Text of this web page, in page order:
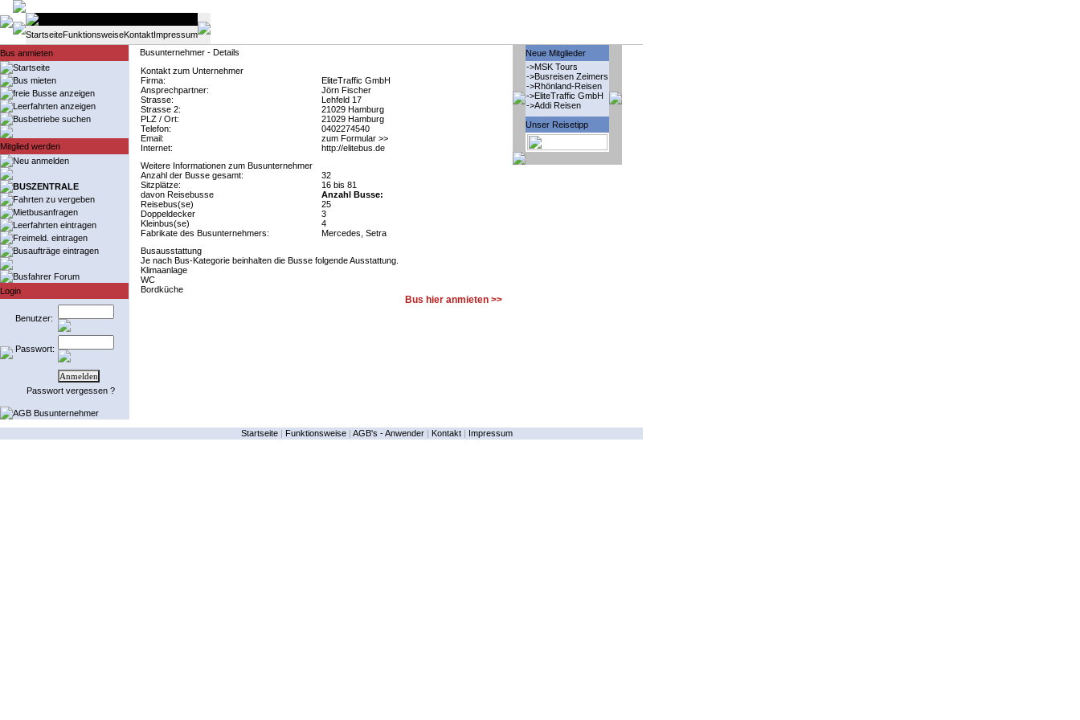
StartseiteFunktionsweiseKontaktImpressum
Bus anmieten
Startseite
Bus mieten
freie Busse anzeigen
Leerfahrten anzeigen
Busbetriebe suchen
Mitglied werden
Neu anmelden
BUSZENTRALE
Fahrten zu vergeben
Mietbusanfragen
Leerfahrten eintragen
Freimeld. eintragen
Busaufträge eintragen
Busfahrer Forum
Login
Benutzer:
Passwort:
Passwort vergessen ?
AGB Busunternehmer
Busunternehmer - Details
Kontakt zum Unternehmer
Firma:
EliteTraffic GmbH
Ansprechpartner:
Jörn Fischer
Strasse:
Lehfeld 17
Strasse 2:
21029 Hamburg
PLZ / Ort:
21029 Hamburg
Telefon:
0402274540
Email:
zum Formular >>
Internet:
http://elitebus.de
Weitere Informationen zum Busunternehmer
Anzahl der Busse gesamt:
32
Sitzplätze:
16 bis 81
davon Reisebusse
Anzahl Busse:
Reisebus(se)
25
Doppeldecker
3
Kleinbus(se)
4
Fabrikate des Busunternehmers:
Mercedes, Setra
Busausstattung
Je nach Bus-Kategorie beinhalten die Busse folgende Ausstattung.
Klimaanlage
WC
Bordküche
Bus hier anmieten >>
Neue Mitglieder
->MSK Tours
->Busreisen Zeimers
->Rhönland-Reisen
->EliteTraffic GmbH
->Addi Reisen
Unser Reisetipp
Startseite | Funktionsweise | AGB's - Anwender | Kontakt | Impressum